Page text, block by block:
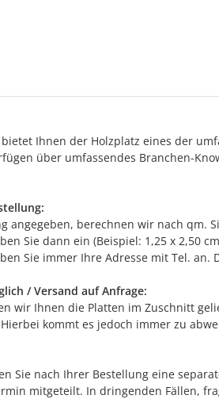
Ihnen der Holzplatz eines der
über umfassendes Branchen-
angegeben, berechnen wir nach qm.
Sie dann ein (Beispiel: 1,25 x 2,50
Sie immer Ihre Adresse mit Tel. an.
/ Versand auf Anfrage:
wir Ihnen die Platten im Zuschnitt
kommt es jedoch immer zu
Sie nach Ihrer Bestellung eine
mitgeteilt. In dringenden Fällen,